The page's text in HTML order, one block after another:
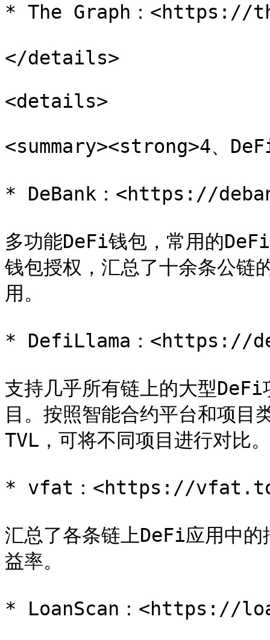
* The Graph：<https://
</details>
<details>
<summary><strong>4、
* DeBank：<https://
多功能DeFi钱包，常用的
钱包授权，汇总了十余条公链
用。
* DefiLlama：<https://
支持几乎所有链上的大型
目。按照智能合约平台和项目
TVL，可将不同项目进行对比
* vfat：<https://
汇总了各条链上DeFi应用中
益率。
* LoanScan：<https://